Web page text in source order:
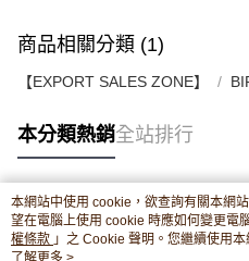
商品相關分類 (1)
【EXPORT SALES ZONE】
本分類熱銷全站排行
熱門標籤
本網站中使用 cookie，欲查詢有關本網
望在電腦上使用 cookie 時應如何變更電
權條款 」之 Cookie 聲明。您繼續使用
用條款之 Cookie 聲明使用 cookie。
了解更多 >